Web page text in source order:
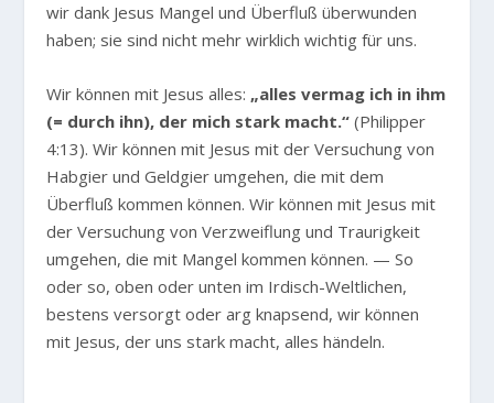
wir dank Jesus Mangel und Überfluß überwunden
haben; sie sind nicht mehr wirklich wichtig für uns.
Wir können mit Jesus alles: „alles vermag ich in ihm
(= durch ihn), der mich stark macht.“ (Philipper
4:13). Wir können mit Jesus mit der Versuchung von
Habgier und Geldgier umgehen, die mit dem
Überfluß kommen können. Wir können mit Jesus mit
der Versuchung von Verzweiflung und Traurigkeit
umgehen, die mit Mangel kommen können. — So
oder so, oben oder unten im Irdisch-Weltlichen,
bestens versorgt oder arg knapsend, wir können
mit Jesus, der uns stark macht, alles händeln.